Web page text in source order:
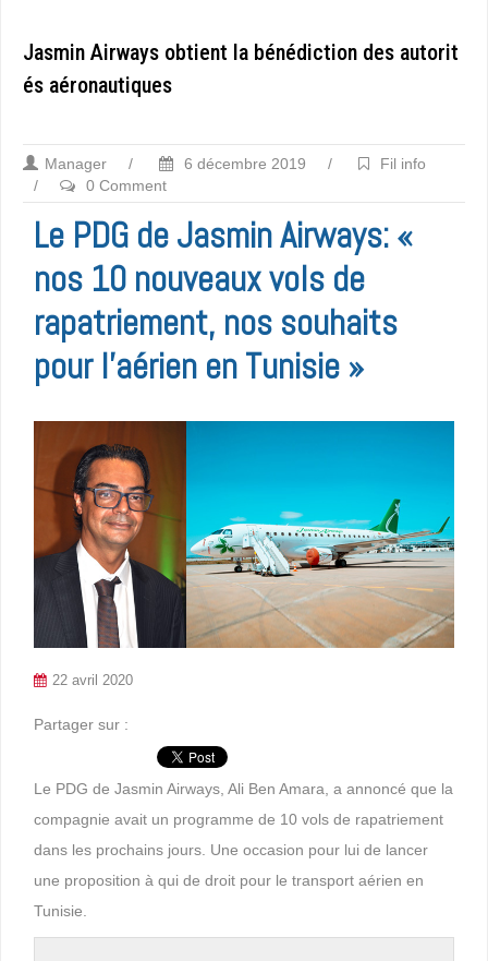
Jasmin Airways obtient la bénédiction des autorit
és aéronautiques
Manager / 6 décembre 2019 /
Fil info
/
0 Comment
Le PDG de Jasmin Airways: «
nos 10 nouveaux vols de
rapatriement, nos souhaits
pour l’aérien en Tunisie »
22 avril 2020
Partager sur :
Le PDG de Jasmin Airways, Ali Ben Amara, a annoncé que la
compagnie avait un programme de 10 vols de rapatriement
dans les prochains jours. Une occasion pour lui de lancer
une proposition à qui de droit pour le transport aérien en
Tunisie.